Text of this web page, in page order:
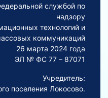
службой по
надзору
технологий и
коммуникаций
26 марта 2024 года
ЭЛ № ФС 77 – 87071
Учредитель:
поселения Локосово.